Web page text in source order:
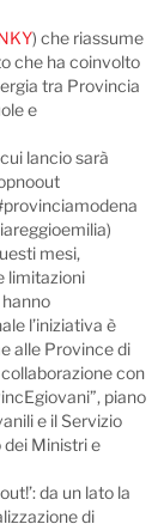
) che riassume
che ha coinvolto
tra Provincia
e
lancio sarà
mesi,
limitazioni
l’iniziativa è
alle Province di
con
piano
e il Servizio
dei Ministri e
da un lato la
di